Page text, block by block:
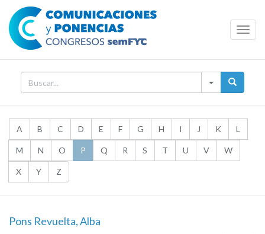
A B C D E F G H I J K L
M N O P Q R S T U V W
X Y Z
Pons Revuelta, Alba